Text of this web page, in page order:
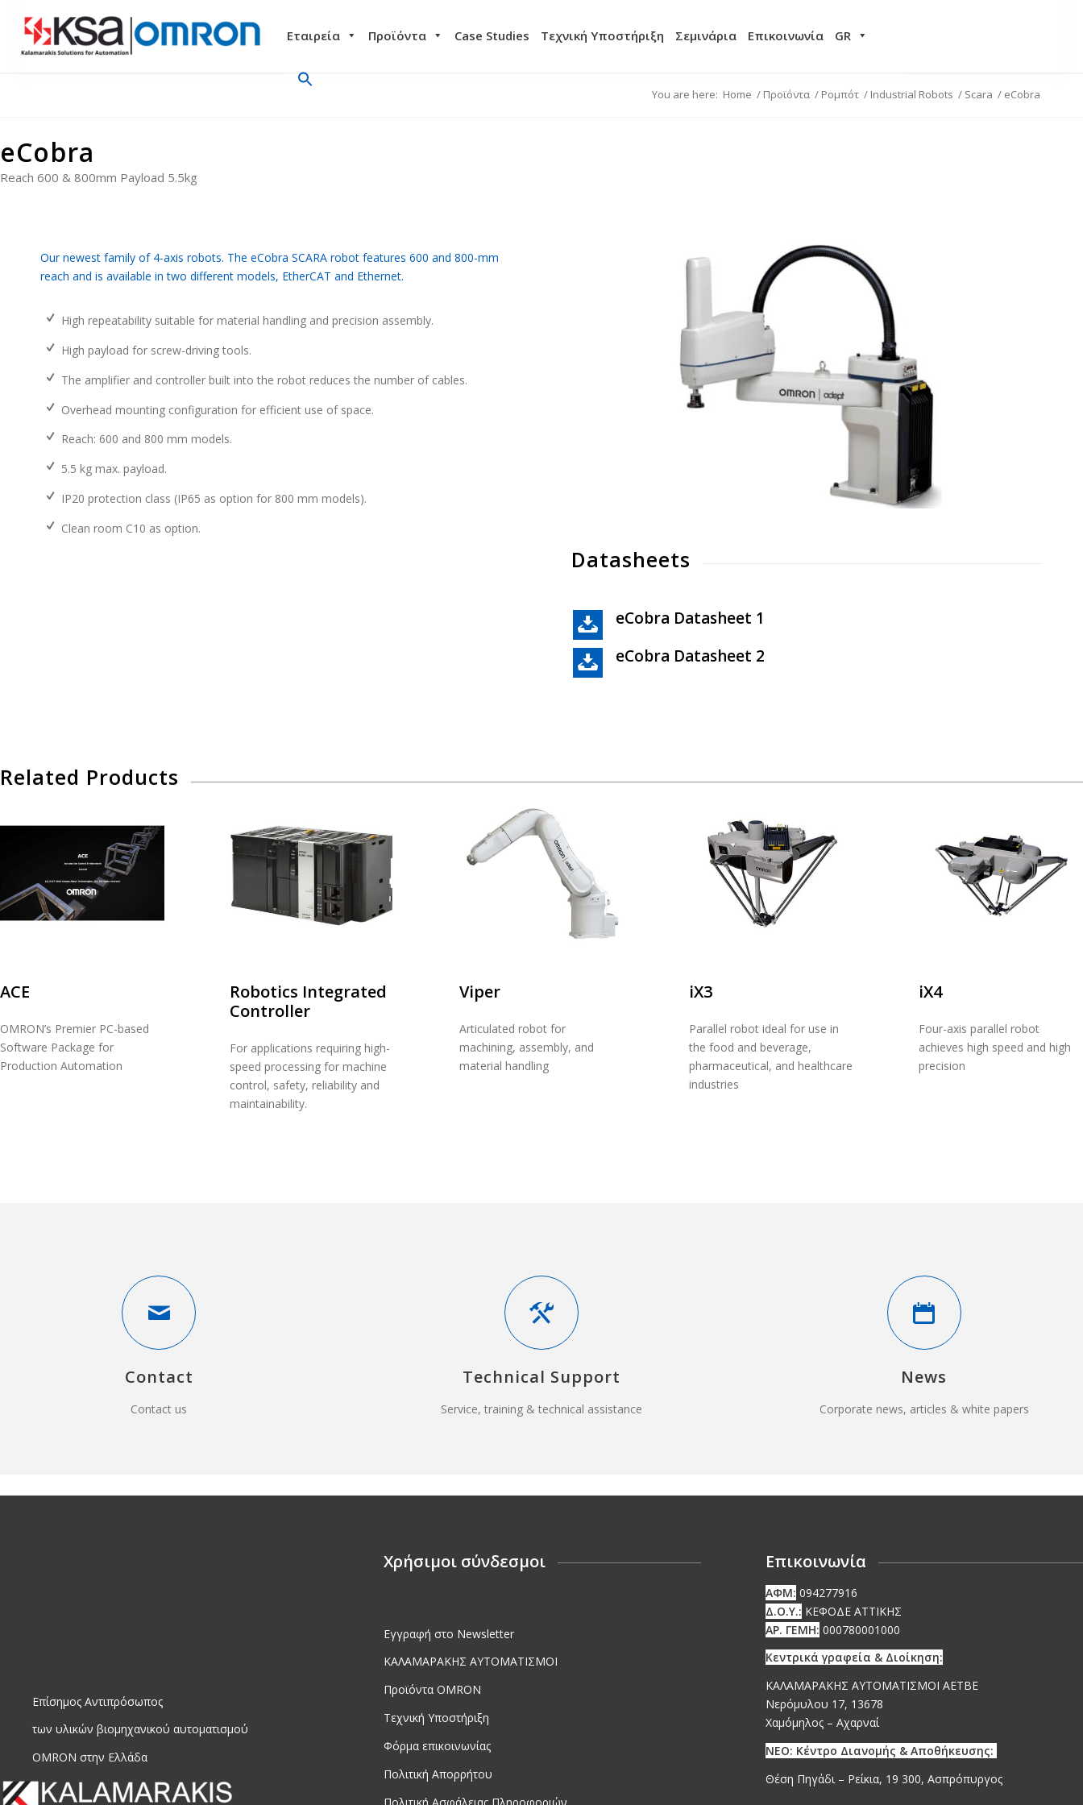
Εταιρεία Προϊόντα Case Studies Τεχνική Υποστήριξη Σεμινάρια Επικοινωνία GR
You are here: Home / Προϊόντα / Ρομπότ / Industrial Robots / Scara / eCobra
eCobra
Reach 600 & 800mm Payload 5.5kg
Our newest family of 4-axis robots. The eCobra SCARA robot features 600 and 800-mm
reach and is available in two different models, EtherCAT and Ethernet.
High repeatability suitable for material handling and precision assembly.
High payload for screw-driving tools.
The amplifier and controller built into the robot reduces the number of cables.
Overhead mounting configuration for efficient use of space.
Reach: 600 and 800 mm models.
5.5 kg max. payload.
IP20 protection class (IP65 as option for 800 mm models).
Clean room C10 as option.
Datasheets
eCobra Datasheet 1
eCobra Datasheet 2
Related Products
ACE
OMRON’s Premier PC-based
Software Package for
Production Automation
Robotics Integrated
Controller
For applications requiring high-
speed processing for machine
control, safety, reliability and
maintainability.
Viper
Articulated robot for
machining, assembly, and
material handling
iX3
Parallel robot ideal for use in
the food and beverage,
pharmaceutical, and healthcare
industries
iX4
Four-axis parallel robot
achieves high speed and high
precision
Contact
Contact us
Technical Support
Service, training & technical assistance
News
Corporate news, articles & white papers
Χρήσιμοι σύνδεσμοι Επικοινωνία
Επίσημος Αντιπρόσωπος
των υλικών βιομηχανικού αυτοματισμού
OMRON στην Ελλάδα
Εγγραφή στο Newsletter
ΚΑΛΑΜΑΡΑΚΗΣ ΑΥΤΟΜΑΤΙΣΜΟΙ
Προϊόντα OMRON
Τεχνική Υποστήριξη
Φόρμα επικοινωνίας
Πολιτική Απορρήτου
ΑΦΜ: 094277916
Δ.Ο.Υ.: ΚΕΦΟΔΕ ΑΤΤΙΚΗΣ
ΑΡ. ΓΕΜΗ: 000780001000
Κεντρικά γραφεία & Διοίκηση:
ΚΑΛΑΜΑΡΑΚΗΣ ΑΥΤΟΜΑΤΙΣΜΟΙ ΑΕΤΒΕ
Νερόμυλου 17, 13678
Χαμόμηλος – Αχαρναί
ΝΕΟ: Κέντρο Διανομής & Αποθήκευσης:
Θέση Πηγάδι – Ρείκια, 19 300, Ασπρόπυργος